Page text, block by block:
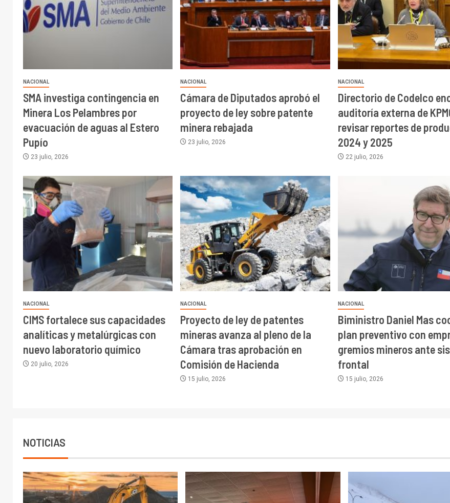
NACIONAL
SMA investiga contingencia en
Minera Los Pelambres por
evacuación de aguas al Estero
Pupío
23 julio, 2026
NACIONAL
Cámara de Diputados aprobó el
proyecto de ley sobre patente
minera rebajada
23 julio, 2026
NACIONAL
Directorio de Codelco
auditoría externa de
revisar reportes de
2024 y 2025
22 julio, 2026
NACIONAL
CIMS fortalece sus capacidades
analíticas y metalúrgicas con
nuevo laboratorio químico
20 julio, 2026
NACIONAL
Proyecto de ley de patentes
mineras avanza al pleno de la
Cámara tras aprobación en
Comisión de Hacienda
15 julio, 2026
NACIONAL
Biministro Daniel Mas
plan preventivo con
gremios mineros ante
frontal
15 julio, 2026
NOTICIAS